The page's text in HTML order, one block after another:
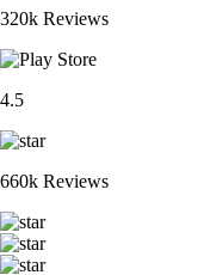
320k Reviews
4.5
660k Reviews